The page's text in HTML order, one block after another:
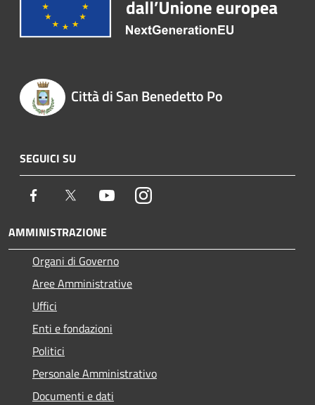
Città di San Benedetto Po
SEGUICI SU
Facebook Twitter YoutubeInstagram
AMMINISTRAZIONE
Organi di Governo
Aree Amministrative
Uffici
Enti e fondazioni
Politici
Personale Amministrativo
Documenti e dati